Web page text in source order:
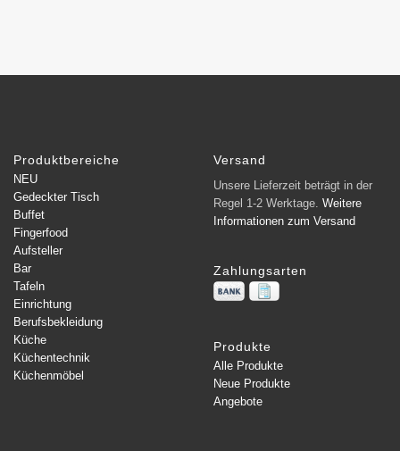
Produktbereiche
NEU
Gedeckter Tisch
Buffet
Fingerfood
Aufsteller
Bar
Tafeln
Einrichtung
Berufsbekleidung
Küche
Küchentechnik
Küchenmöbel
Versand
Unsere Lieferzeit beträgt in der
Regel 1-2 Werktage. Weitere
Informationen zum Versand
Zahlungsarten
Produkte
Alle Produkte
Neue Produkte
Angebote